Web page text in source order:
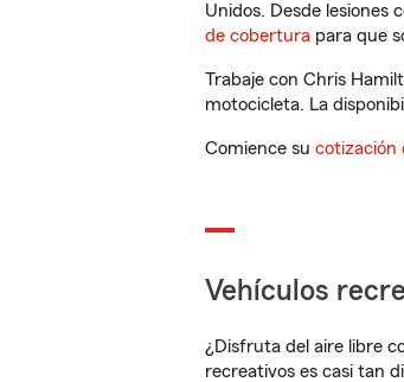
Unidos. Desde lesiones
de cobertura para que
Trabaje con Chris
motocicleta. La
Comience su cotización
Vehículos
¿Disfruta del aire libre
recreativos es casi tan